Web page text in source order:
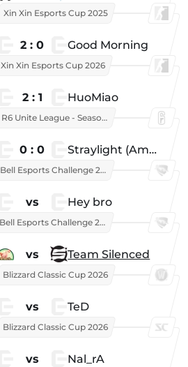
Xin Xin Esports Cup 2025
2 : 0 Good Morning
Xin Xin Esports Cup 2026
2 : 1 HuoMiao
R6 Unite League - Season 1
0 : 0 Straylight (American team)
Bell Esports Challenge 2026
vs Hey bro
Bell Esports Challenge 2026
vs Team Silenced
Blizzard Classic Cup 2026
vs TeD
Blizzard Classic Cup 2026
vs Nal_rA